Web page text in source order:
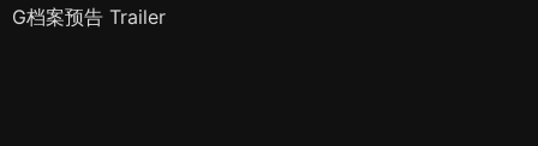
G档案预告 Trailer